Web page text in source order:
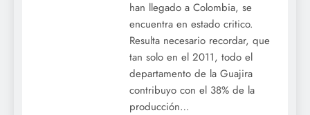
han llegado a Colombia, se
encuentra en estado critico.
Resulta necesario recordar, que
tan solo en el 2011, todo el
departamento de la Guajira
contribuyo con el 38% de la
producción…